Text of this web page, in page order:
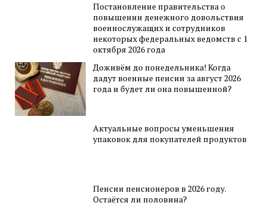
Постановление правительства о
повышении денежного довольствия
военнослужащих и сотрудников
некоторых федеральных ведомств с 1
октября 2026 года
Доживём до понедельника! Когда
дадут военные пенсии за август 2026
года и будет ли она повышенной?
Актуальные вопросы уменьшения
упаковок для покупателей продуктов
Пенсии пенсионеров в 2026 году.
Остаётся ли половина?